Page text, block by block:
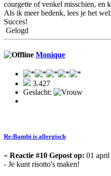
courgette of venkel misschien, en
Als ik meer bedenk, lees je het wel.
Succes!
Gelogd
Monique
3.427
Geslacht:
Re:Bambi is allergisch
« Reactie #10 Gepost op: 01 april
- Je kunt risotto's maken!